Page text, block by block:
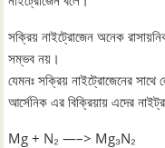
সক্রিয় নাইট্রোজেন অনেক
সম্ভব নয়।
যেমনঃ সক্রিয় নাইট্রোজেনের
আর্সেনিক এর বিক্রিয়ায় এদের
Mg + N₂ —–> Mg₃N₂